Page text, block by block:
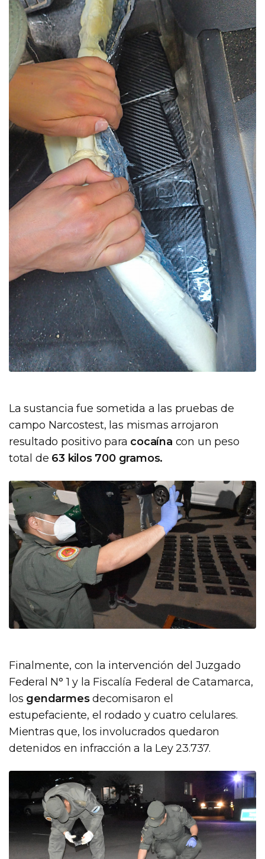
La sustancia fue sometida a las pruebas de
campo Narcostest, las mismas arrojaron
resultado positivo para cocaína con un peso
total de 63 kilos 700 gramos.
Finalmente, con la intervención del Juzgado
Federal N° 1 y la Fiscalía Federal de Catamarca,
los gendarmesdecomisaron el
estupefaciente, el rodado y cuatro celulares.
Mientras que, los involucrados quedaron
detenidos en infracción a la Ley 23.737.